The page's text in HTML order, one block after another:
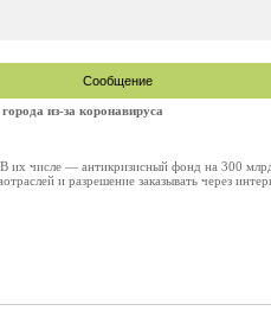
Сообщение
из-за коронавируса
их числе — антикризисный фонд на 300
и разрешение заказывать через